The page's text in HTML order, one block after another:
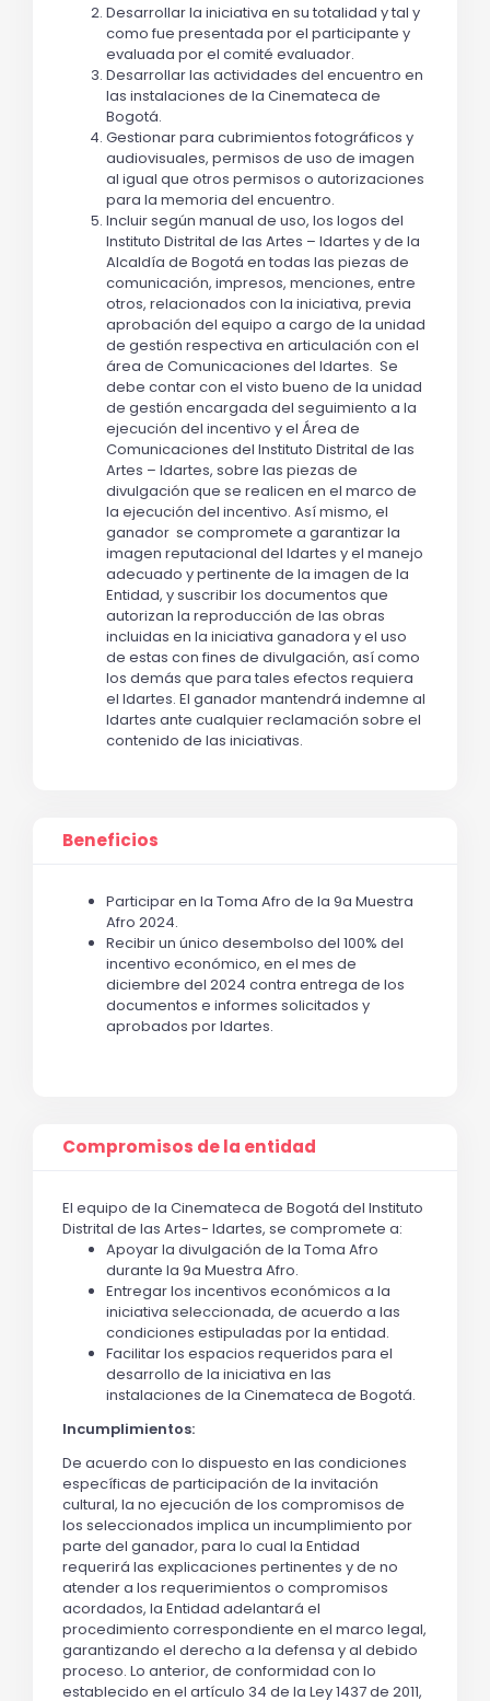
Desarrollar la iniciativa en su totalidad y tal y
como fue presentada por el participante y
evaluada por el comité evaluador.
Desarrollar las actividades del encuentro en
las instalaciones de la Cinemateca de
Bogotá.
Gestionar para cubrimientos fotográficos y
audiovisuales, permisos de uso de imagen
al igual que otros permisos o autorizaciones
para la memoria del encuentro.
Incluir según manual de uso, los logos del
Instituto Distrital de las Artes – Idartes y de la
Alcaldía de Bogotá en todas las piezas de
comunicación, impresos, menciones, entre
otros, relacionados con la iniciativa, previa
aprobación del equipo a cargo de la unidad
de gestión respectiva en articulación con el
área de Comunicaciones del Idartes.  Se
debe contar con el visto bueno de la unidad
de gestión encargada del seguimiento a la
ejecución del incentivo y el Área de
Comunicaciones del Instituto Distrital de las
Artes – Idartes, sobre las piezas de
divulgación que se realicen en el marco de
la ejecución del incentivo. Así mismo, el
ganador  se compromete a garantizar la
imagen reputacional del Idartes y el manejo
adecuado y pertinente de la imagen de la
Entidad, y suscribir los documentos que
autorizan la reproducción de las obras
incluidas en la iniciativa ganadora y el uso
de estas con fines de divulgación, así como
los demás que para tales efectos requiera
el Idartes. El ganador mantendrá indemne al
Idartes ante cualquier reclamación sobre el
contenido de las iniciativas.
Beneficios
Participar en la Toma Afro de la 9a Muestra
Afro 2024.
Recibir un único desembolso del 100% del
incentivo económico, en el mes de
diciembre del 2024 contra entrega de los
documentos e informes solicitados y
aprobados por Idartes.
Compromisos de la entidad
El equipo de la Cinemateca de Bogotá del Instituto
Distrital de las Artes- Idartes, se compromete a:
Apoyar la divulgación de la Toma Afro
durante la 9a Muestra Afro.
Entregar los incentivos económicos a la
iniciativa seleccionada, de acuerdo a las
condiciones estipuladas por la entidad.
Facilitar los espacios requeridos para el
desarrollo de la iniciativa en las
instalaciones de la Cinemateca de Bogotá.
Incumplimientos:
De acuerdo con lo dispuesto en las condiciones
específicas de participación de la invitación
cultural, la no ejecución de los compromisos de
los seleccionados implica un incumplimiento por
parte del ganador, para lo cual la Entidad
requerirá las explicaciones pertinentes y de no
atender a los requerimientos o compromisos
acordados, la Entidad adelantará el
procedimiento correspondiente en el marco legal,
garantizando el derecho a la defensa y al debido
proceso. Lo anterior, de conformidad con lo
establecido en el artículo 34 de la Ley 1437 de 2011,